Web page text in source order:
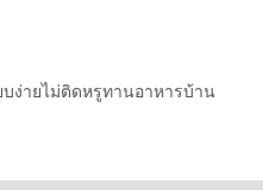
ง่ายไม่ติดหรูทานอาหารบ้าน